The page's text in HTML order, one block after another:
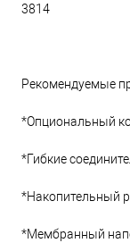
3814
Рекомендуемые
*Опциональный
*Гибкие
*Накопительный
*Мембранный